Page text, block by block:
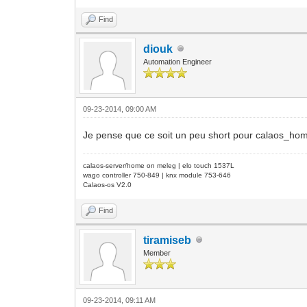
Find
diouk
Automation Engineer
09-23-2014, 09:00 AM
Je pense que ce soit un peu short pour
calaos-server/home on meleg | elo touch 1537L
wago controller 750-849 | knx module 753-646
Calaos-os V2.0
Find
tiramiseb
Member
09-23-2014, 09:11 AM